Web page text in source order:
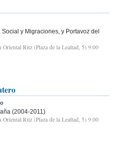
y Migraciones, y Portavoz del
Ritz (Plaza de la Lealtad, 5) 9:00
(2004-2011)
Ritz (Plaza de la Lealtad, 5) 9:00